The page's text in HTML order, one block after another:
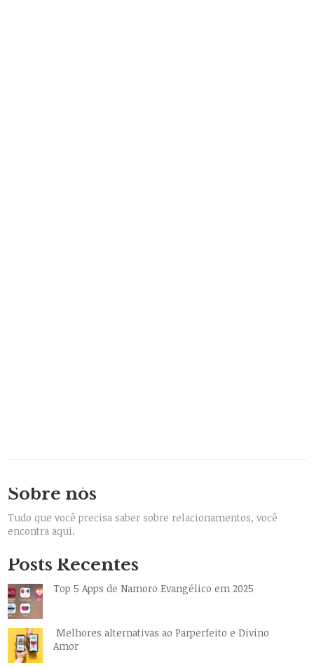
Sobre nós
Tudo que você precisa saber sobre relacionamentos, você
encontra aqui.
Posts Recentes
Top 5 Apps de Namoro Evangélico em 2025
Melhores alternativas ao Parperfeito e Divino
Amor